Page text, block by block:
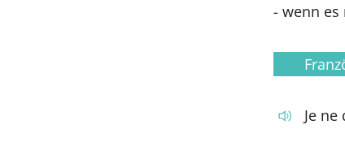
- wenn
Je